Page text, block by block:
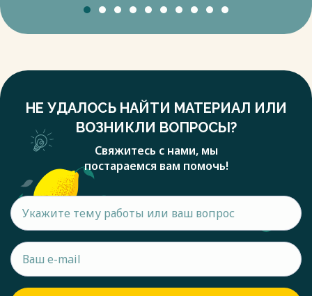
НЕ УДАЛОСЬ НАЙТИ МАТЕРИАЛ ИЛИ
ВОЗНИКЛИ ВОПРОСЫ?
Свяжитесь с нами, мы
постараемся вам помочь!